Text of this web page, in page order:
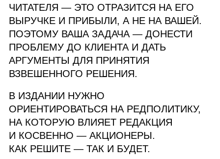
ЧИТАТЕЛЯ — ЭТО ОТРАЗИТСЯ НА ЕГО
ВЫРУЧКЕ И ПРИБЫЛИ, А НЕ НА ВАШЕЙ.
ПОЭТОМУ ВАША ЗАДАЧА — ДОНЕСТИ
ПРОБЛЕМУ ДО КЛИЕНТА И ДАТЬ
АРГУМЕНТЫ ДЛЯ ПРИНЯТИЯ
ВЗВЕШЕННОГО РЕШЕНИЯ.
В ИЗДАНИИ НУЖНО
ОРИЕНТИРОВАТЬСЯ НА РЕДПОЛИТИКУ,
НА КОТОРУЮ ВЛИЯЕТ РЕДАКЦИЯ
И КОСВЕННО — АКЦИОНЕРЫ.
КАК РЕШИТЕ — ТАК И БУДЕТ.